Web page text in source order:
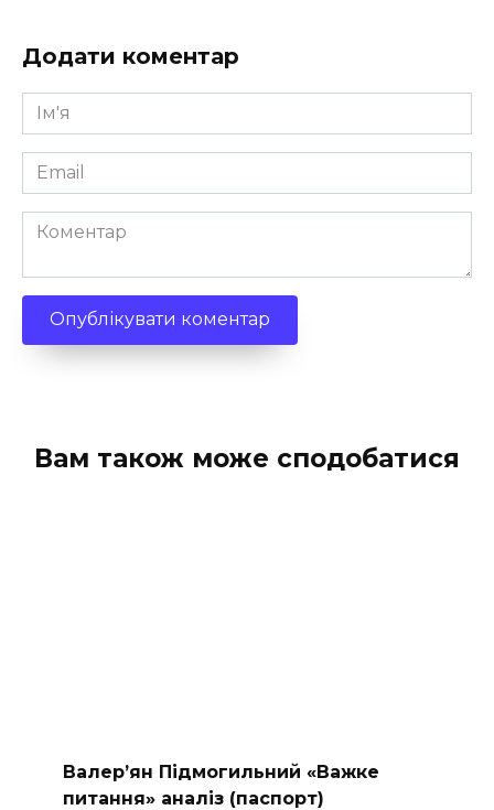
Додати коментар
Ім'я
*
Email
*
Коментар
Вам також може сподобатися
Валер’ян Підмогильний «Важке
питання» аналіз (паспорт)